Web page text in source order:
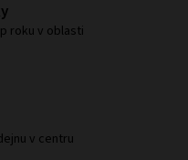
roku v oblasti
v centru